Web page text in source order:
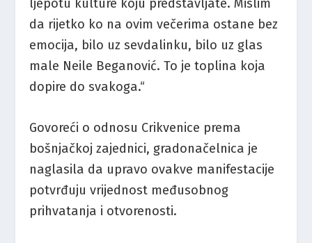
ljepotu kulture koju predstavljate. Mislim
da rijetko ko na ovim večerima ostane bez
emocija, bilo uz sevdalinku, bilo uz glas
male Neile Beganović. To je toplina koja
dopire do svakoga.“
Govoreći o odnosu Crikvenice prema
bošnjačkoj zajednici, gradonačelnica je
naglasila da upravo ovakve manifestacije
potvrđuju vrijednost međusobnog
prihvatanja i otvorenosti.